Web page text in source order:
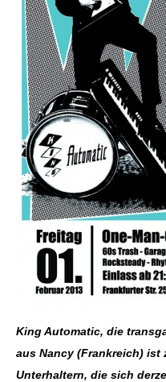
King Automatic, die
aus Nancy (Frankreich) ist
Unterhaltern, die sich